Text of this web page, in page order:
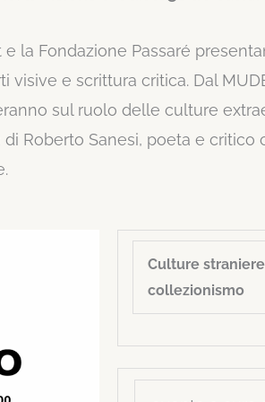
la Fondazione Passaré
e scrittura critica. Dal
sul ruolo delle culture
Roberto Sanesi, poeta e
Culture
collezionismo